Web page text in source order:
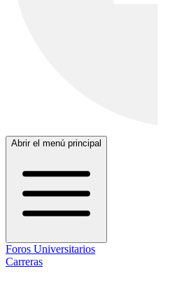
Abrir el menú principal
Foros Universitarios
Carreras